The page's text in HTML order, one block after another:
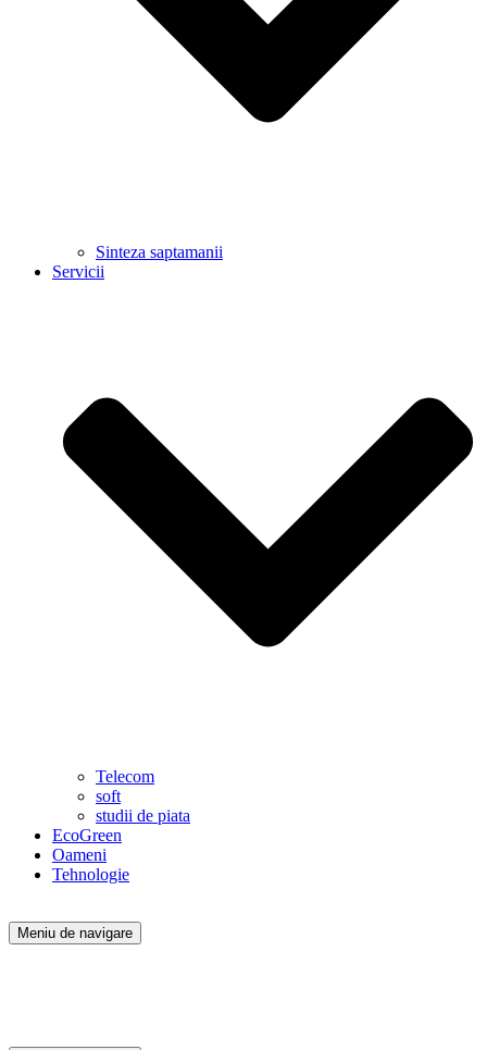
Sinteza saptamanii
Servicii
Telecom
soft
studii de piata
EcoGreen
Oameni
Tehnologie
Meniu de navigare